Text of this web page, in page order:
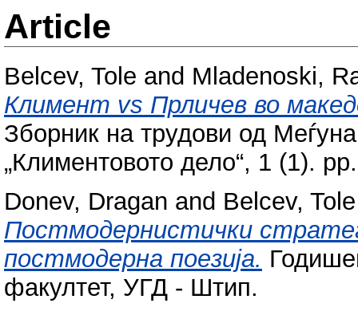
Article
Belcev, Tole and Mladenoski,
Климент vs Прличев во
Зборник на трудови од
„Климентовото дело“, 1 (1).
Donev, Dragan and Belcev, Tole
Постмодернистички
постмодерна поезија.
факултет, УГД - Штип.